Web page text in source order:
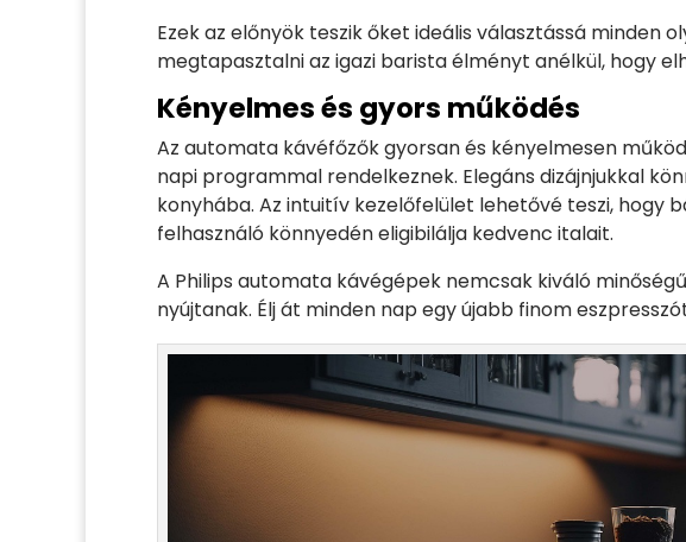
Ezek az előnyök teszik őket ideális választássá minden
megtapasztalni az igazi barista élményt anélkül, hogy
Kényelmes és gyors működés
Az automata kávéfőzők gyorsan és kényelmesen
napi programmal rendelkeznek. Elegáns dizájnjukkal
konyhába. Az intuitív kezelőfelület lehetővé teszi, hogy
felhasználó könnyedén eligibilálja kedvenc italait.
A Philips automata kávégépek nemcsak kiváló
nyújtanak. Élj át minden nap egy újabb finom